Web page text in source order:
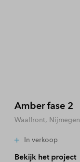
Amber fase 2
Waalfront, Nijmegen
In verkoop
Bekijk het project